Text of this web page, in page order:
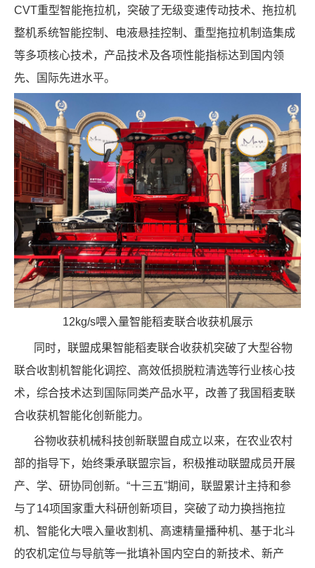
CVT重型智能拖拉机，突破了无级变速传动技术、拖拉机
整机系统智能控制、电液悬挂控制、重型拖拉机制造集成
等多项核心技术，产品技术及各项性能指标达到国内领
先、国际先进水平。
12kg/s喂入量智能稻麦联合收获机展示
同时，联盟成果智能稻麦联合收获机突破了大型谷物
联合收割机智能化调控、高效低损脱粒清选等行业核心技
术，综合技术达到国际同类产品水平，改善了我国稻麦联
合收获机智能化创新能力。
谷物收获机械科技创新联盟自成立以来，在农业农村
部的指导下，始终秉承联盟宗旨，积极推动联盟成员开展
产、学、研协同创新。“十三五”期间，联盟累计主持和参
与了14项国家重大科研创新项目，突破了动力换挡拖拉
机、智能化大喂入量收割机、高速精量播种机、基于北斗
的农机定位与导航等一批填补国内空白的新技术、新产